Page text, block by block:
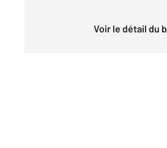
Voir le détail du